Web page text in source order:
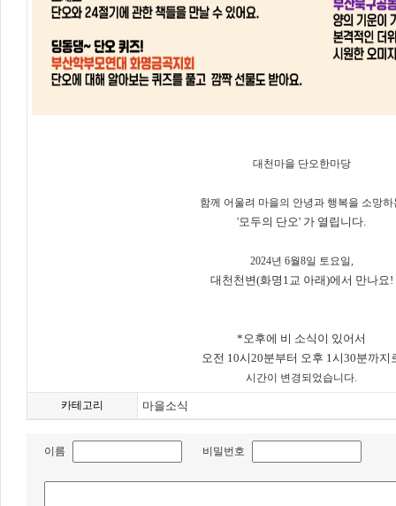
대천마을 단오한마당
함께 어울려 마을의 안녕과 행복을 소망하
'모두의 단오' 가 열립니다.
2024년 6월8일 토요일,
대천천변(화명1교 아래)에서 만나요!
*오후에 비 소식이 있어서
오전 10시20분부터 오후 1시30분까지
시간이 변경되었습니다.
카테고리 마을소식
이름 비밀번호